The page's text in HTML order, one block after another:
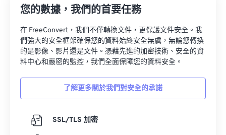
您的數據，我們的首要任務
在 FreeConvert，我們不僅轉換文件，更保護文件安全。我
們強大的安全框架確保您的資料始終安全無虞，無論您轉換
的是影像、影片還是文件。憑藉先進的加密技術、安全的資
料中心和嚴密的監控，我們全面保障您的資料安全。
了解更多關於我們對安全的承諾
SSL/TLS 加密